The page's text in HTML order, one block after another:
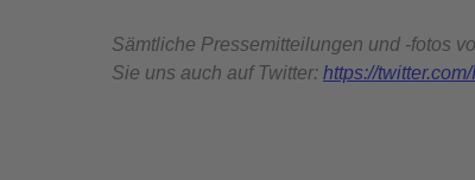
Sämtliche Pressemitteilungen und -fotos
Sie uns auch auf Twitter: https://